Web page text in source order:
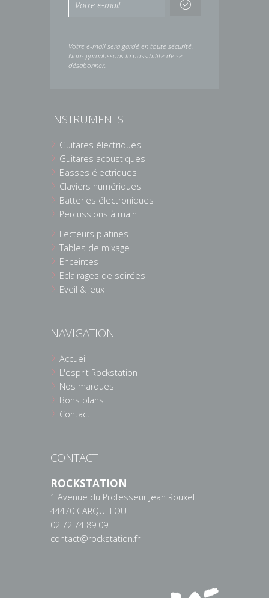
Votre e-mail sera gardé en toute sécurité.
Nous garantissons la possibilité de se
désabonner.
INSTRUMENTS
Guitares électriques
Guitares acoustiques
Basses électriques
Claviers numériques
Batteries électroniques
Percussions à main
Lecteurs platines
Tables de mixage
Enceintes
Eclairages de soirées
Eveil & jeux
NAVIGATION
Accueil
L'esprit Rockstation
Nos marques
Bons plans
Contact
CONTACT
ROCKSTATION
1 Avenue du Professeur Jean Rouxel
44470 CARQUEFOU
02 72 74 89 09
contact@rockstation.fr